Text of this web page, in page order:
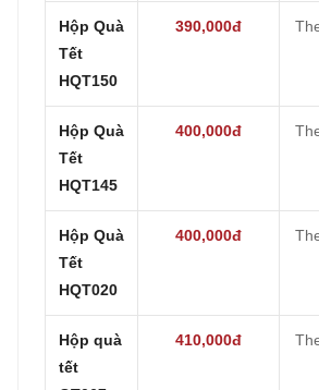
Hộp Quà
Tết
HQT150
390,000đ
Hộp Quà
Tết
HQT145
400,000đ
Hộp Quà
Tết
HQT020
400,000đ
Hộp quà
tết
410,000đ